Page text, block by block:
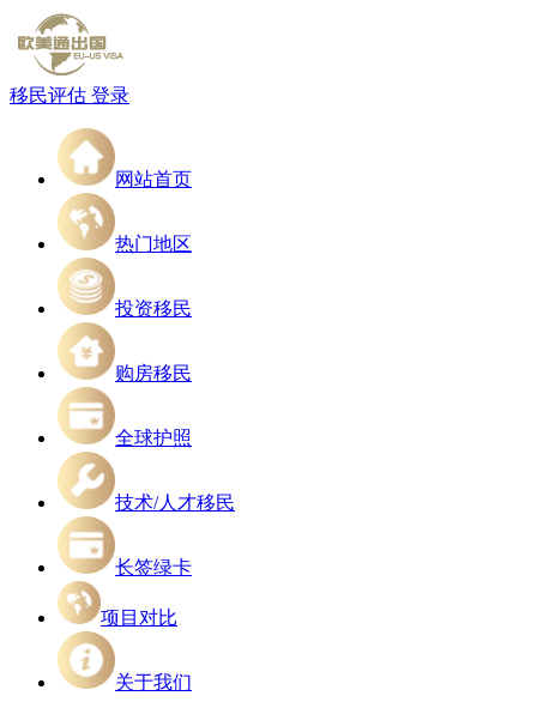
移民评估 登录
网站首页
热门地区
投资移民
购房移民
全球护照
技术/人才移民
长签绿卡
项目对比
关于我们